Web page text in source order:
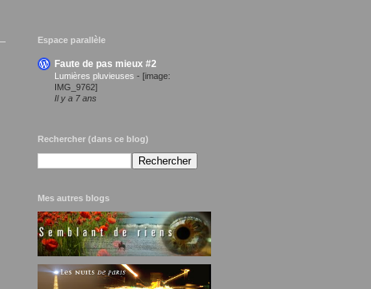
Espace parallèle
Faute de pas mieux #2
Lumières pluvieuses - [image:
IMG_9762]
Il y a 7 ans
Rechercher (dans ce blog)
Mes autres blogs